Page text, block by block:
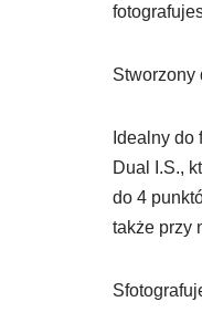
Stworzony
Idealny
Dual I.S.,
do 4
także przy